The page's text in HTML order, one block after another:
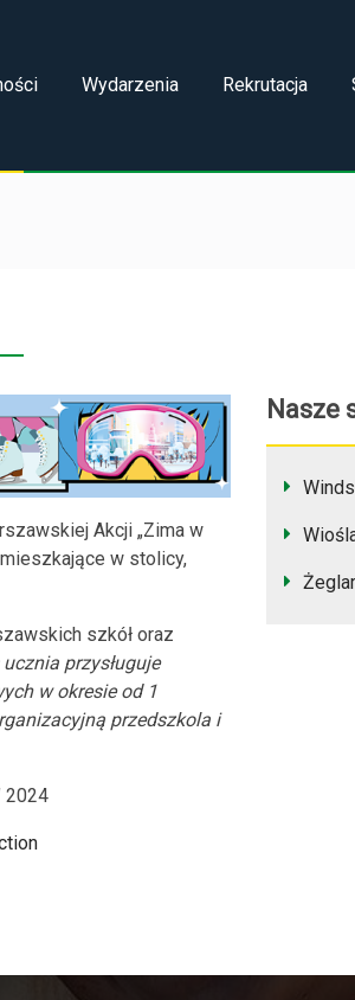
Wydarzenia Rekrutacja
Akcji „Zima w
w stolicy,
szkół oraz
przysługuje
w okresie od 1
przedszkola i
2024
Nasze